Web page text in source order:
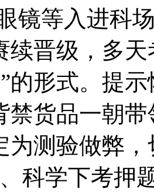
镜等入进科
续晋级，多
的形式‌‌。提
禁货品一朝
为测验做弊
学下考押